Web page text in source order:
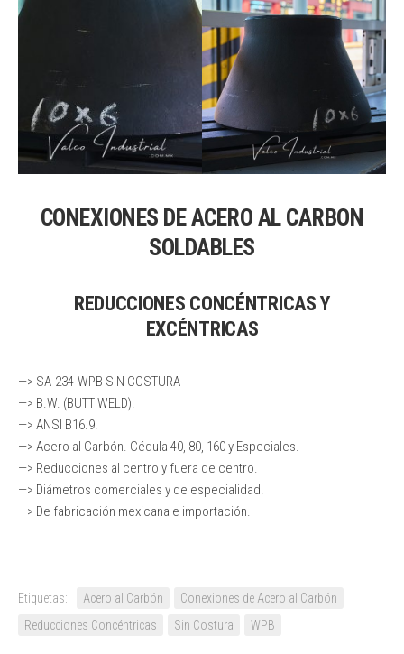
CONEXIONES DE ACERO AL CARBON
SOLDABLES
REDUCCIONES CONCÉNTRICAS Y
EXCÉNTRICAS
—> SA-234-WPB SIN COSTURA
—> B.W. (BUTT WELD).
—> ANSI B16.9.
—> Acero al Carbón. Cédula 40, 80, 160 y Especiales.
—> Reducciones al centro y fuera de centro.
—> Diámetros comerciales y de especialidad.
—> De fabricación mexicana e importación.
Etiquetas: Acero al Carbón
Conexiones de Acero al Carbón
Reducciones Concéntricas
Sin Costura WPB